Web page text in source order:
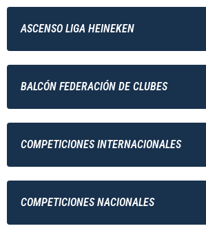
ASCENSO LIGA HEINEKEN
BALCÓN FEDERACIÓN DE CLUBES
COMPETICIONES INTERNACIONALES
COMPETICIONES NACIONALES